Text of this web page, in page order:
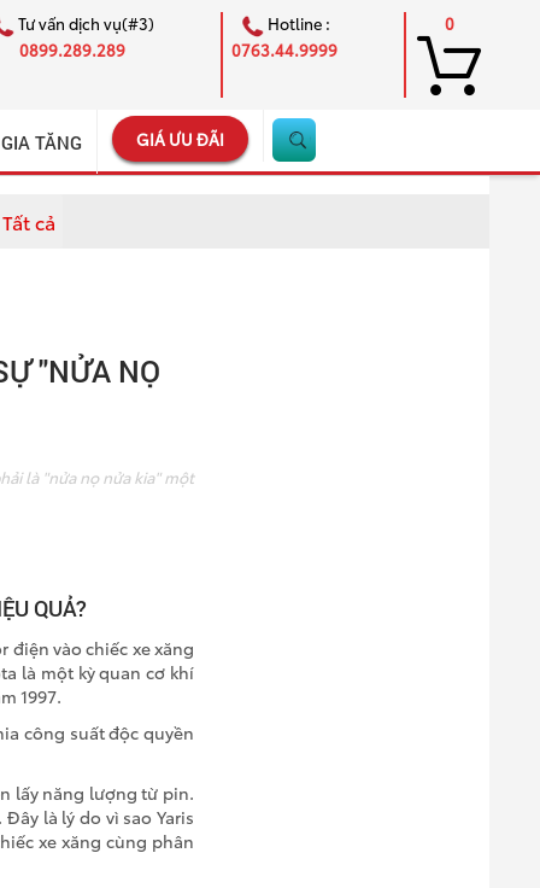
Tư vấn dịch vụ(#3)
0899.289.289
Hotline :
0763.44.9999
0
TĂNG GIÁ ƯU ĐÃI
cả
"NỬA NỌ
là "nửa nọ nửa kia" một
QUẢ?
điện vào chiếc xe xăng
là một kỳ quan cơ khí
1997.
công suất độc quyền
lấy năng lượng từ pin.
. Đây là lý do vì sao Yaris
xe xăng cùng phân